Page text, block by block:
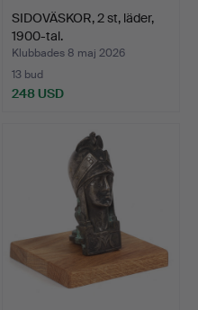
SIDOVÄSKOR, 2 st, läder,
1900-tal.
Klubbades 8 maj 2026
13 bud
248 USD